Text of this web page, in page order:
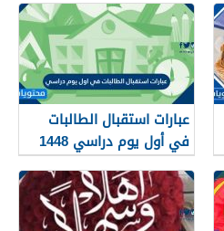
عبارات استقبال الطالبات
في أول يوم دراسي 1448